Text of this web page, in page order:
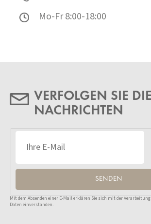
Mo-Fr 8:00-18:00
VERFOLGEN SIE DIE
NACHRICHTEN
SENDEN
Mit dem Absenden einer E-Mail erklären Sie sich mit der
Daten einverstanden.